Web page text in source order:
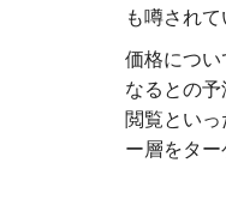
も噂されて
価格につ
なるとの
閲覧とい
ー層をター